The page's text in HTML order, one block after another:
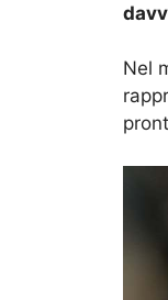
Nel